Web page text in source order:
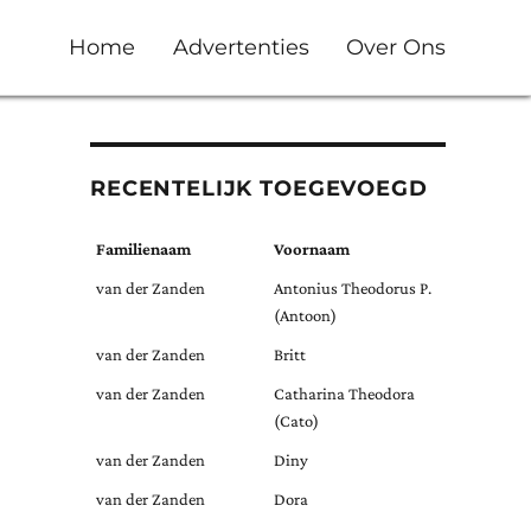
Home Advertenties Over Ons
RECENTELIJK TOEGEVOEGD
Familienaam Voornaam
van der Zanden
Antonius Theodorus P.
(Antoon)
van der Zanden Britt
van der Zanden
Catharina Theodora
(Cato)
van der Zanden Diny
van der Zanden Dora